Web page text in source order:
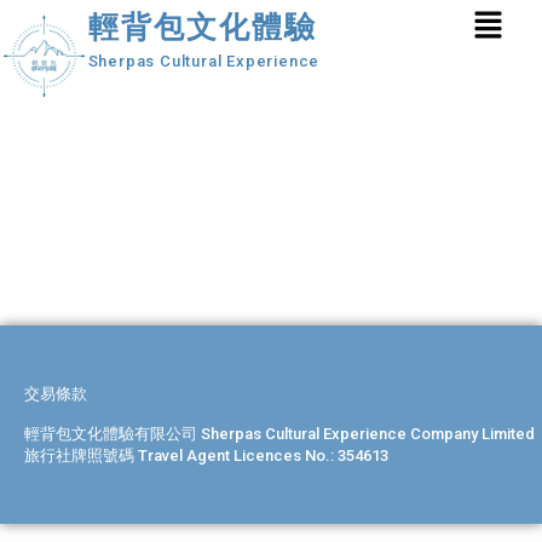
輕背包文化體驗
Sherpas Cultural Experience
交易條款
輕背包文化體驗有限公司 Sherpas Cultural Experience Company Limited
旅行社牌照號碼 Travel Agent Licences No.: 354613